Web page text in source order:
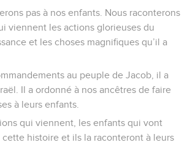
pas à nos enfants. Nous raconterons
viennent les actions glorieuses du
et les choses magnifiques qu’il a
au peuple de Jacob, il a
Il a ordonné à nos ancêtres de faire
à leurs enfants.
qui viennent, les enfants qui vont
histoire et ils la raconteront à leurs